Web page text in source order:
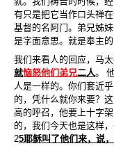
有只是把它当作口头禅
基督的名阿门。弟兄姊
是字面意思。就是奉主的
我们来看人的回应，马
就恼怒他们弟兄二人。
人是一样的。你们套近
的，凭什么就你来要？
高的呼召，他要上十字
的，我们今天也是这样
25耶稣叫了他们来，说